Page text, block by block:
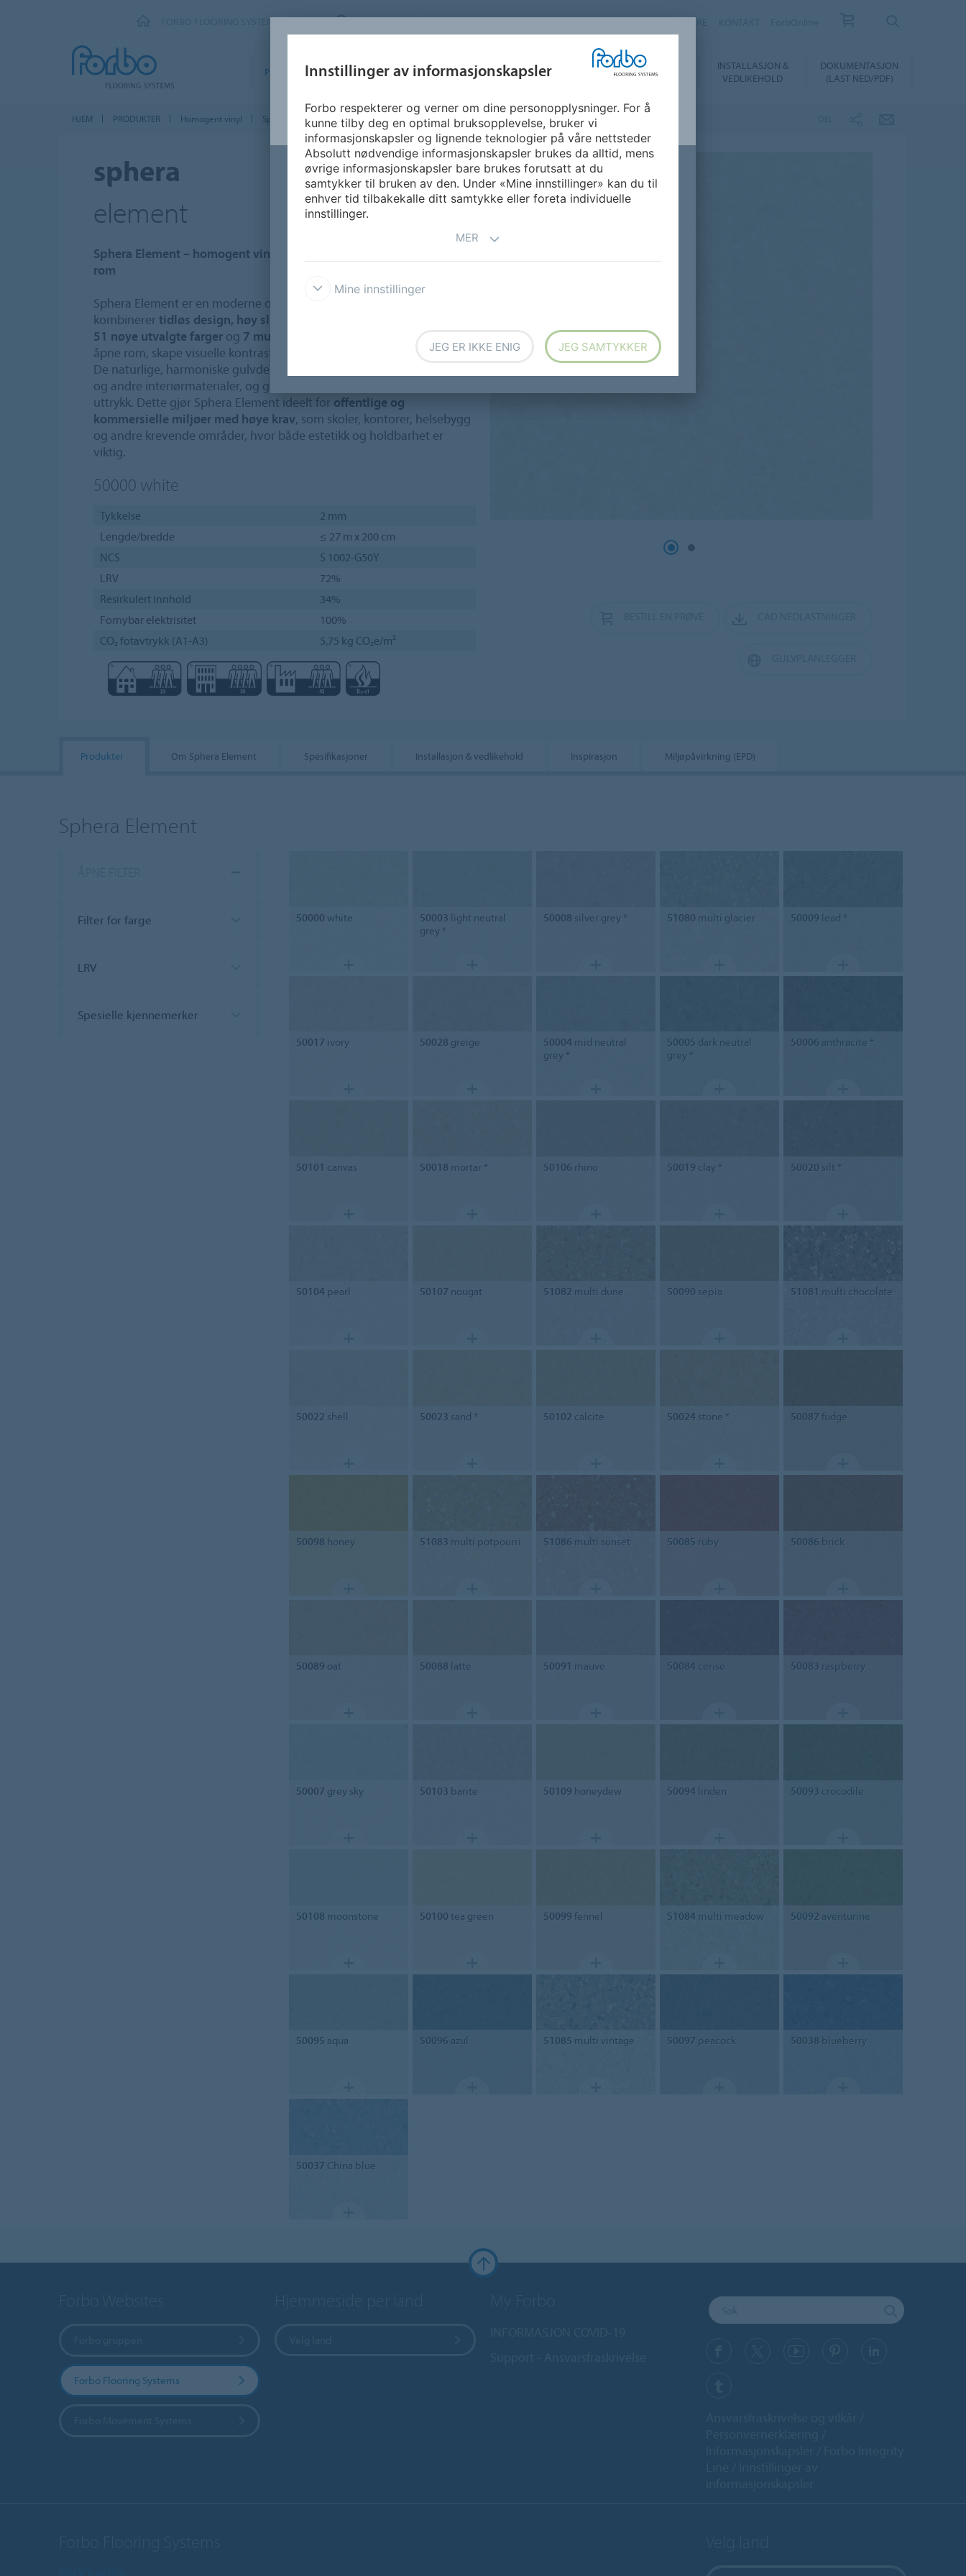
FORBO FLOORING SYSTEMS NORWAY
PRODUKTER SEGMENTER
INSPIRASJON &
REFERANSER
BÆREKRAFT FLOORVISUALIZER
INSTALLASJON &
VEDLIKEHOLD
DOKUMENTASJON
(LAST NED/PDF)
HJEM PRODUKTER Homogent vinyl Sphera Element (NY) Sphera Element
sphera
element
Sphera Element – homogent vinylgulv for fleksible og slitesterke
rom
Sphera Element er en moderne og slitesterk vinylkolleksjon som
kombinerer tidløs design, høy slitestyrke og enkelt vedlikehold.
51 nøye utvalgte farger og 7 multifargedesign
åpne rom, skape visuelle kontraster og samtidig skjule smuss og riper.
De naturlige, harmoniske gulvdesignene passer sammen med tre, stein
og andre interiørmaterialer, og gir rommet et innbydende og balansert
uttrykk. Dette gjør Sphera Element ideelt for offentlige og
kommersielle miljøer med høye krav, som skoler, kontorer, helsebygg
og andre krevende områder, hvor både estetikk og holdbarhet er
viktig.
50000 white
Tykkelse
2 mm
Lengde/bredde
≤ 27 m x 200 cm
NCS
S 1002-G50Y
LRV
72%
Resirkulert innhold
34%
Fornybar elektrisitet
100%
CO₂ fotavtrykk (A1-A3)
5,75 kg CO₂e/m²
Produkter Om Sphera Element Spesifikasjoner Installasjon & vedlikehold Inspirasjon Miljøpåvirkning (EPD)
Sphera Element
Filter for farge
LRV
Spesielle kjennemerker
50000 white 50003 light neutral
grey *
50008 silver grey * 51080 multi glacier 50009 lead *
50017 ivory 50028 greige 50004mid neutral
grey *
50005 dark neutral
grey *
50006 anthracite *
50101 canvas 50018 mortar * 50106 rhino 50019 clay * 50020 silt *
50104pearl 50107 nougat 51082 multi dune 50090 sepia 51081 multi chocolate
50022 shell 50023 sand * 50102 calcite 50024stone * 50087 fudge
50098 honey 51083 multi potpourri 51086 multi sunset 50085 ruby 50086 brick
50089 oat 50088 latte 50091 mauve 50084cerise 50083 raspberry
50007 grey sky 50103 barite 50109 honeydew 50094linden 50093 crocodile
50108 moonstone 50100 tea green 50099 fennel 51084multi meadow 50092 aventurine
50095 aqua 50096 azul 51085 multi vintage 50097 peacock 50038 blueberry
50037 China blue
Forbo Flooring Systems
Innstillinger av informasjonskapsler
Forbo respekterer og verner om dine personopplysninger. For å
kunne tilby deg en optimal bruksopplevelse, bruker vi
informasjonskapsler og lignende teknologier på våre nettsteder
Absolutt nødvendige informasjonskapsler brukes da alltid, mens
øvrige informasjonskapsler bare brukes forutsatt at du
samtykker til bruken av den. Under «Mine innstillinger» kan du til
enhver tid tilbakekalle ditt samtykke eller foreta individuelle
innstillinger.
MER
Mine innstillinger
JEG ER IKKE ENIG JEG SAMTYKKER